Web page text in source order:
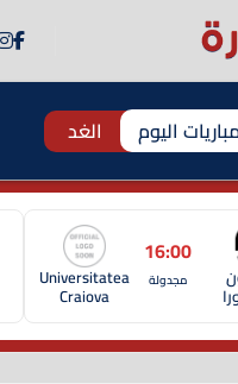
اليوم الغد
16:00
مجدولة Universitatea
Craiova